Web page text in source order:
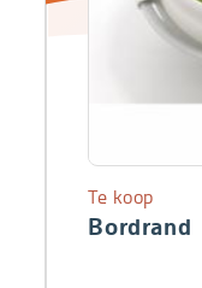
Bordrand
Te koop